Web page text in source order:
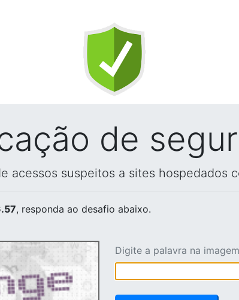
de
acessos suspeitos a sites hospedados
, responda ao desafio abaixo.
Digite a palavra na